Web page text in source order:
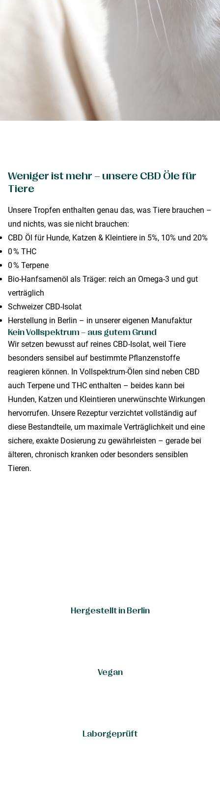
Weniger ist mehr – unsere CBD Öle für
Tiere
Unsere Tropfen enthalten genau das, was Tiere brauchen –
und nichts, was sie nicht brauchen:
CBD Öl für Hunde, Katzen & Kleintiere in 5%, 10% und 20%
0 % THC
0 % Terpene
Bio-Hanfsamenöl als Träger: reich an Omega-3 und gut
verträglich
Schweizer CBD-Isolat
Herstellung in Berlin – in unserer eigenen Manufaktur
Kein Vollspektrum – aus gutem Grund
Wir setzen bewusst auf reines CBD-Isolat, weil Tiere
besonders sensibel auf bestimmte Pflanzenstoffe
reagieren können. In Vollspektrum-Ölen sind neben CBD
auch Terpene und THC enthalten – beides kann bei
Hunden, Katzen und Kleintieren unerwünschte Wirkungen
hervorrufen. Unsere Rezeptur verzichtet vollständig auf
diese Bestandteile, um maximale Verträglichkeit und eine
sichere, exakte Dosierung zu gewährleisten – gerade bei
älteren, chronisch kranken oder besonders sensiblen
Tieren.
Hergestellt in Berlin
Vegan
Laborgeprüft